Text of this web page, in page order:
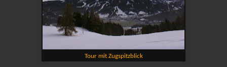
Tour mit Zugspitzblick